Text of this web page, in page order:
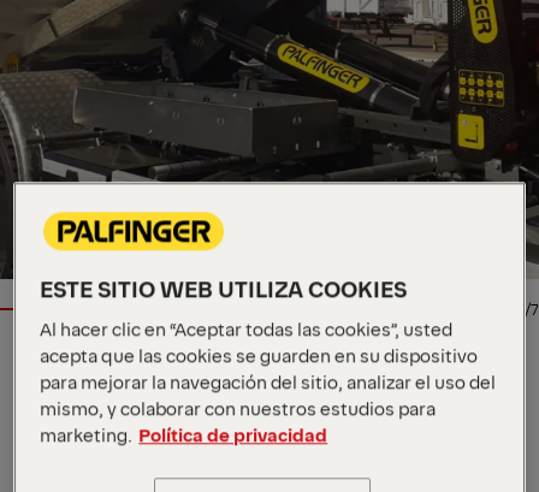
1/7
Especificaciones clave
Capacidad de carga máxima
ESTE SITIO WEB UTILIZA COOKIES
Al hacer clic en “Aceptar todas las cookies”, usted
acepta que las cookies se guarden en su dispositivo
para mejorar la navegación del sitio, analizar el uso del
mismo, y colaborar con nuestros estudios para
marketing. Política de privacidad